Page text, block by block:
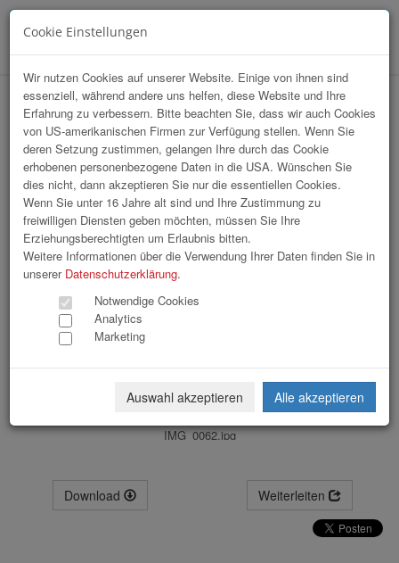
Wirtschaftsbund OÖ – Sommerfest 2026
IMG_0062.jpg
Download Weiterleiten
Cookie Einstellungen
Wir nutzen Cookies auf unserer Website. Einige von ihnen sind
essenziell, während andere uns helfen, diese Website und Ihre
Erfahrung zu verbessern. Bitte beachten Sie, dass wir auch Cookies
von US-amerikanischen Firmen zur Verfügung stellen. Wenn Sie
deren Setzung zustimmen, gelangen Ihre durch das Cookie
erhobenen personenbezogene Daten in die USA. Wünschen Sie
dies nicht, dann akzeptieren Sie nur die essentiellen Cookies.
Wenn Sie unter 16 Jahre alt sind und Ihre Zustimmung zu
freiwilligen Diensten geben möchten, müssen Sie Ihre
Erziehungsberechtigten um Erlaubnis bitten.
Weitere Informationen über die Verwendung Ihrer Daten finden Sie in
unserer Datenschutzerklärung.
Notwendige Cookies
Analytics
Marketing
Auswahl akzeptieren Alle akzeptieren